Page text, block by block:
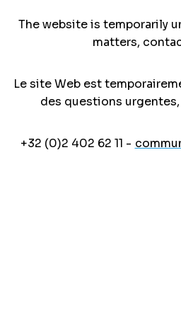
The website is temporarily
matters,
Le site Web est
des questions
+32 (0)2 402 62 11 -